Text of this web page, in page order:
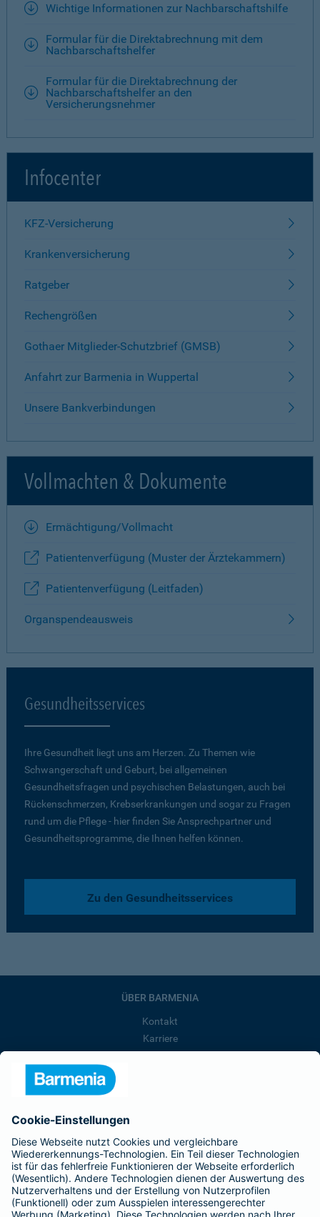
Wichtige Informationen zur Nachbarschaftshilfe
Formular für die Direktabrechnung mit dem
Nachbarschaftshelfer
Formular für die Direktabrechnung der
Nachbarschaftshelfer an den
Versicherungsnehmer
Infocenter
KFZ-Versicherung
Krankenversicherung
Ratgeber
Rechengrößen
Gothaer Mitglieder-Schutzbrief (GMSB)
Anfahrt zur Barmenia in Wuppertal
Unsere Bankverbindungen
Vollmachten & Dokumente
Ermächtigung/Vollmacht
Patientenverfügung (Muster der Ärztekammern)
Patientenverfügung (Leitfaden)
Organspendeausweis
Gesundheitsservices
Ihre Gesundheit liegt uns am Herzen. Zu Themen wie
Schwangerschaft und Geburt, bei allgemeinen
Gesundheitsfragen und psychischen Belastungen, auch bei
Rückenschmerzen, Krebserkrankungen und sogar zu Fragen
rund um die Pflege - hier finden Sie Ansprechpartner und
Gesundheitsprogramme, die Ihnen helfen können.
Zu den Gesundheitsservices
ÜBER BARMENIA
Kontakt
Karriere
Barmenia ist Teil der BarmeniaGothaer
BELIEBTE SEITEN
Kranken-Zusatzversicherung
Tierversicherungen
Haftpflichtversicherung